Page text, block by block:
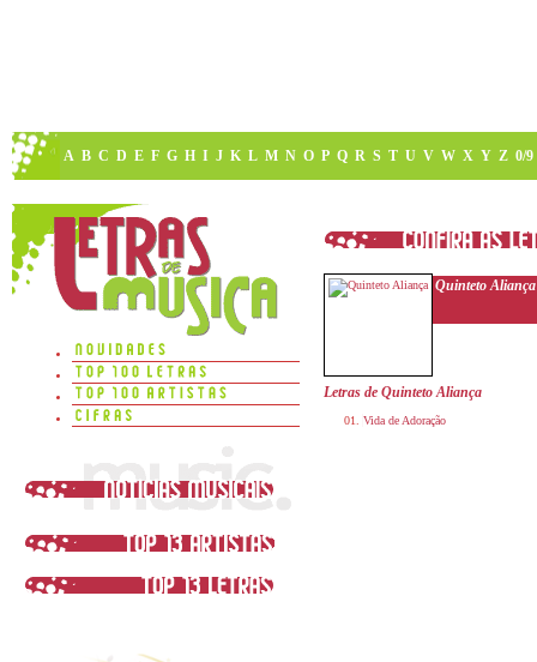
A B C D E F G H I J K L M N O P Q R S T U V W X Y Z 0/9
Quinteto Aliança
Letras de Quinteto Aliança
Vida de Adoração